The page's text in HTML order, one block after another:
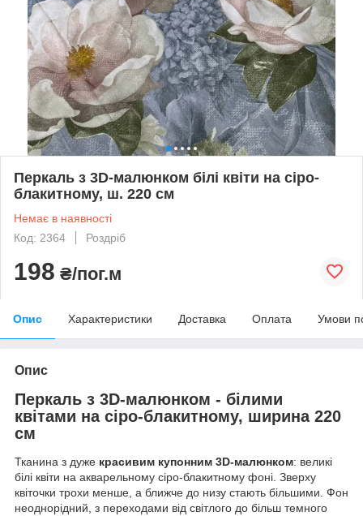
Перкаль з 3D-малюнком білі квіти на сіро-
блакитному, ш. 220 см
Немає в наявності
Код: 2364
Роздріб
198 ₴/пог.м
Опис Характеристики Доставка Оплата Умови
Опис
Перкаль з 3D-малюнком - білими
квітами на сіро-блакитному, ширина 220
см
Тканина з дуже красивим купонним 3D-малюнком: великі
білі квіти на акварельному сіро-блакитному фоні. Зверху
квіточки трохи менше, а ближче до низу стають більшими. Фон
неоднорідний, з переходами від світлого до більш темного